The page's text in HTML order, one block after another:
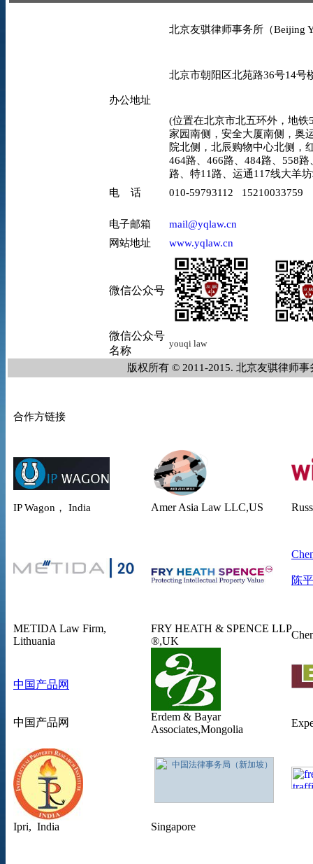
办公地址
北京友骐律师事务所（Beijing
北京市朝阳区北苑路36号14号
(位置在北京市北五环外，地
家园南侧，安全大厦南侧，奥
院北侧，北辰购物中心北侧，
464路、466路、484路、558
路、特11路、运通117线大羊
电 话
010-59793112 15210033759
电子邮箱
mail@yqlaw.cn
网站地址
www.yqlaw.cn
微信公众号
微信公众号
名称
youqi law
版权所有 © 2011-2015. 北京友骐律
合作方链接
IP Wagon， India Amer Asia Law LLC,US
陈
METIDA Law Firm,
Lithuania
FRY HEATH & SPENCE LLP
®,UK
中国产品网
中国产品网
Erdem & Bayar
Associates,Mongolia
Ipri, India Singapore